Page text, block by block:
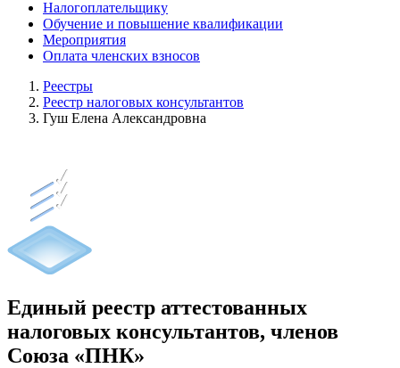
Налогоплательщику
Обучение и повышение квалификации
Мероприятия
Оплата членских взносов
Реестры
Реестр налоговых консультантов
Гуш Елена Александровна
Единый реестр аттестованных
налоговых консультантов, членов
Союза «ПНК»